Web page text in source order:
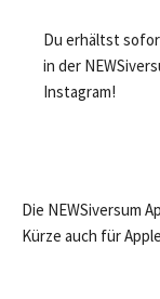
Du erhältst
in der
Instagram!
Die NEWSiversum
Kürze auch für